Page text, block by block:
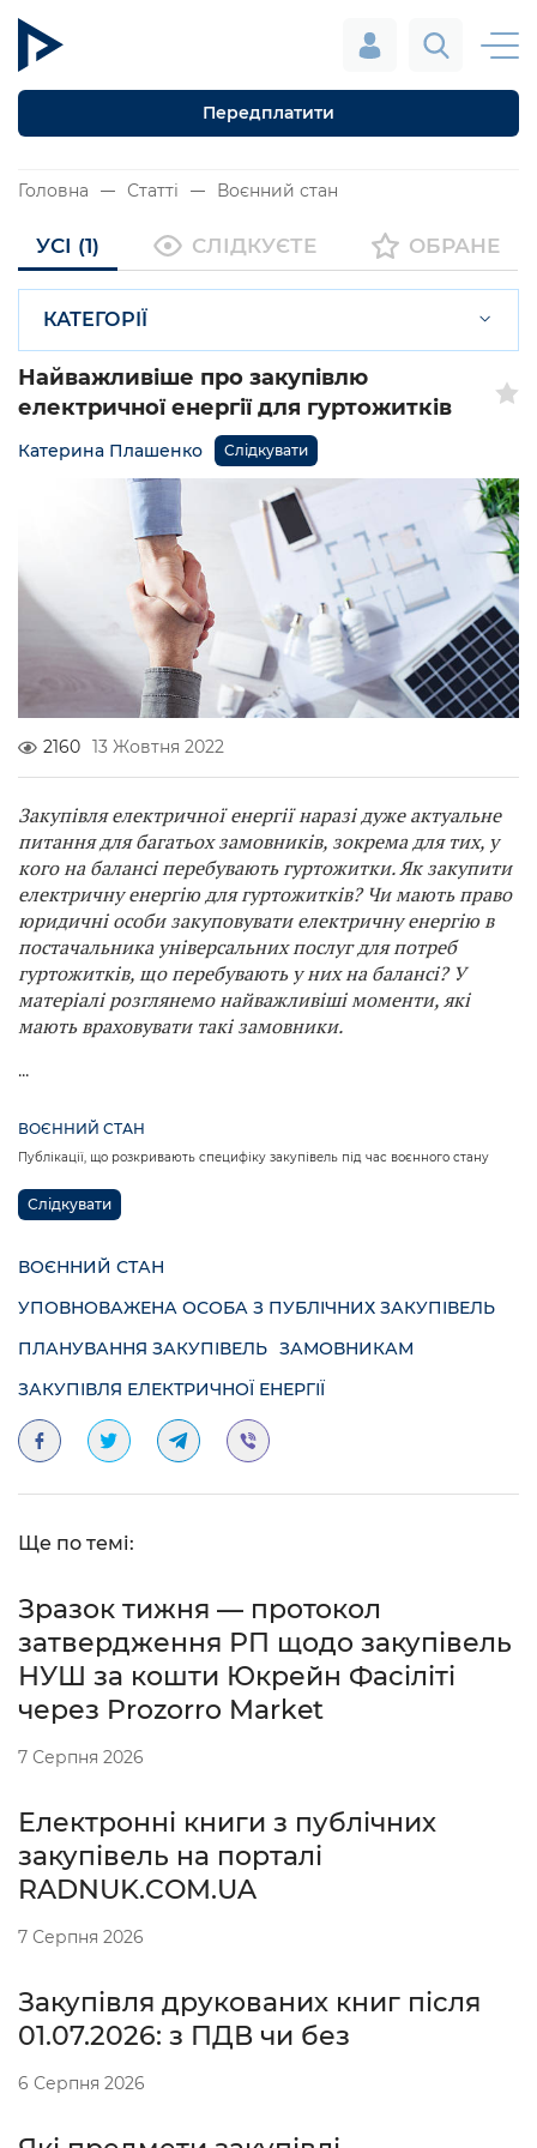
Передплатити
Головна Статті Воєнний стан
УСІ (1) СЛІДКУЄТЕ ОБРАНЕ
КАТЕГОРІЇ
Найважливіше про закупівлю
електричної енергії для гуртожитків
Катерина Плашенко Слідкувати
2160 13 Жовтня 2022
Закупівля електричної енергії наразі дуже актуальне
питання для багатьох замовників, зокрема для тих, у
кого на балансі перебувають гуртожитки. Як закупити
електричну енергію для гуртожитків? Чи мають право
юридичні особи закуповувати електричну енергію в
постачальника універсальних послуг для потреб
гуртожитків, що перебувають у них на балансі? У
матеріалі розглянемо найважливіші моменти, які
мають враховувати такі замовники.
...
ВОЄННИЙ СТАН
Публікації, що розкривають специфіку закупівель під час воєнного стану
Слідкувати
ВОЄННИЙ СТАН
УПОВНОВАЖЕНА ОСОБА З ПУБЛІЧНИХ ЗАКУПІВЕЛЬ
ПЛАНУВАННЯ ЗАКУПІВЕЛЬ ЗАМОВНИКАМ
ЗАКУПІВЛЯ ЕЛЕКТРИЧНОЇ ЕНЕРГІЇ
Ще по темі:
Зразок тижня — протокол
затвердження РП щодо закупівель
НУШ за кошти Юкрейн Фасіліті
через Prozorro Market
7 Серпня 2026
Електронні книги з публічних
закупівель на порталі
RADNUK.COM.UA
7 Серпня 2026
Закупівля друкованих книг після
01.07.2026: з ПДВ чи без
6 Серпня 2026